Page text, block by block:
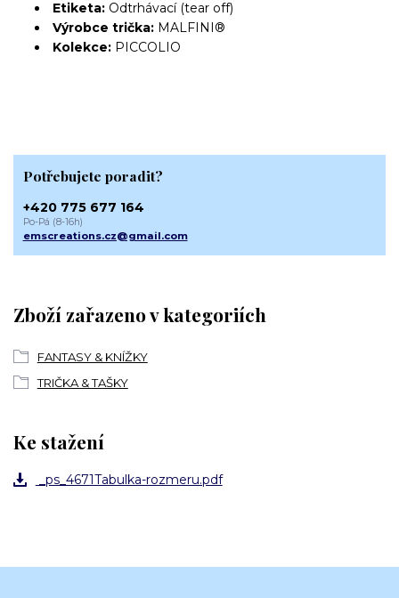
Etiketa: Odtrhávací (tear off)
Výrobce trička: MALFINI®
Kolekce: PICCOLIO
Zboží zařazeno v kategoriích
FANTASY & KNÍŽKY
TRIČKA & TAŠKY
Potřebujete poradit?
+420 775 677 164
Po-Pá (8-16h)
emscreations.cz@gmail.com
Ke stažení
_ps_4671Tabulka-rozmeru.pdf